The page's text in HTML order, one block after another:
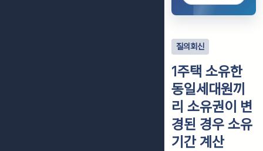
질의회신
1주택 소유한
동일세대원끼
리 소유권이 변
경된 경우 소유
기간 계산